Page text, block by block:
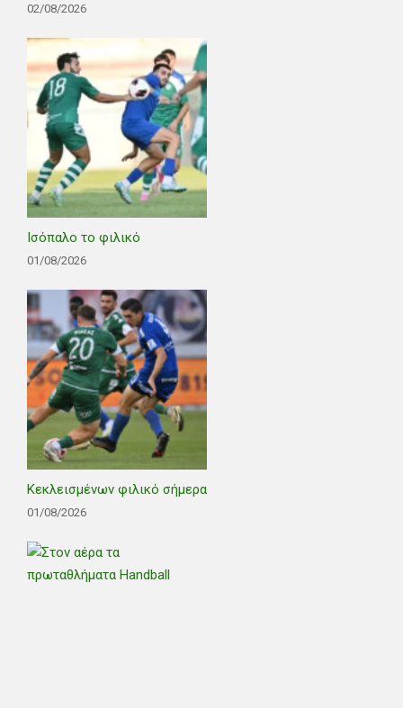
02/08/2026
Ισόπαλο το φιλικό
01/08/2026
Κεκλεισμένων φιλικό σήμερα
01/08/2026